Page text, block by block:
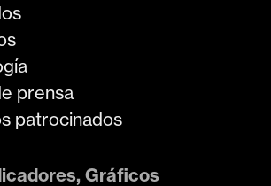
prensa
patrocinados
Gráficos